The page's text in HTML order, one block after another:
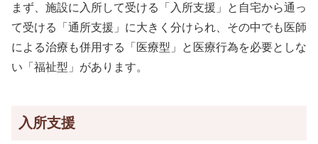
まず、施設に入所して受ける「入所支援」と自宅から通っ
て受ける「通所支援」に大きく分けられ、その中でも医師
による治療も併用する「医療型」と医療行為を必要としな
い「福祉型」があります。
入所支援